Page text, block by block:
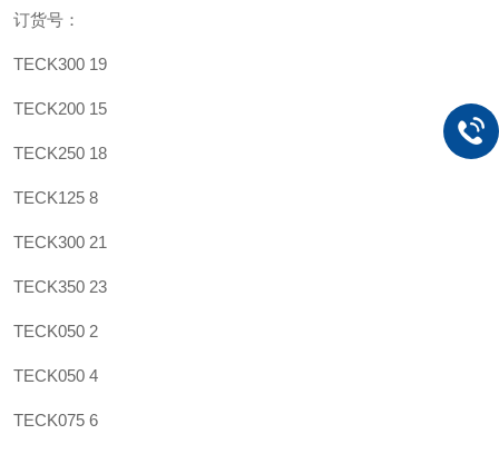
订货号：
TECK300 19
TECK200 15
TECK250 18
TECK125 8
TECK300 21
TECK350 23
TECK050 2
TECK050 4
TECK075 6